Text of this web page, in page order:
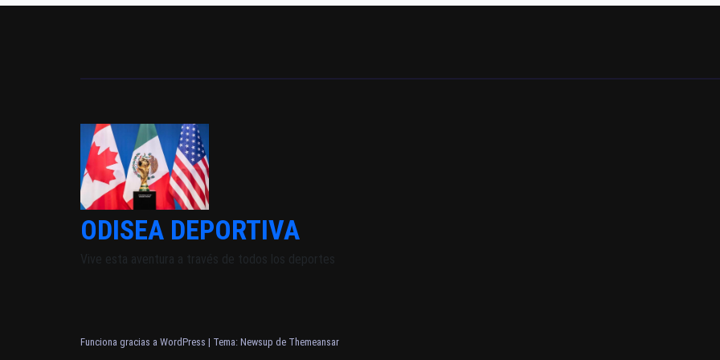
ODISEA DEPORTIVA
Vive esta aventura a través de todos los deportes
Funciona gracias a WordPress | Tema: Newsup de Themeansar